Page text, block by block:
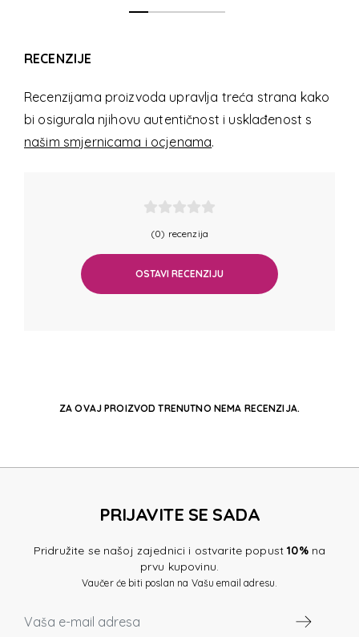
RECENZIJE
Recenzijama proizvoda upravlja treća strana kako
bi osigurala njihovu autentičnost i usklađenost s
našim smjernicama i ocjenama.
(0) recenzija
OSTAVI RECENZIJU
ZA OVAJ PROIZVOD TRENUTNO NEMA RECENZIJA.
PRIJAVITE SE SADA
Pridružite se našoj zajednici i ostvarite popust10%na
prvu kupovinu.
Vaučer će biti poslan na Vašu email adresu.